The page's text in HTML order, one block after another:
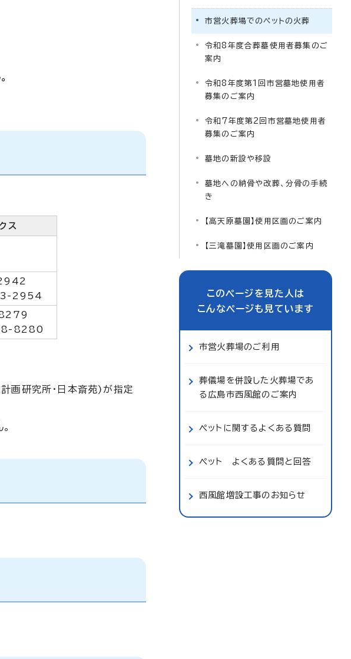
ス
2954
8280
画研究所・日本斎苑)が指定
市営火葬場でのペットの火葬
令和8年度合葬墓使用者募集のご
案内
令和8年度第1回市営墓地使用者
募集のご案内
令和7年度第2回市営墓地使用者
募集のご案内
墓地の新設や移設
墓地への納骨や改葬、分骨の手続
き
【高天原墓園】使用区画のご案内
【三滝墓園】使用区画のご案内
このページを見た人は
こんなページも見ています
市営火葬場のご利用
葬儀場を併設した火葬場であ
る広島市西風館のご案内
ペットに関するよくある質問
ペット よくある質問と回答
西風館増設工事のお知らせ